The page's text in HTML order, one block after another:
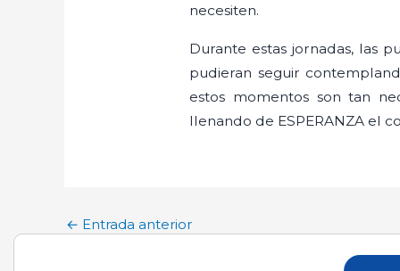
necesiten.
Durante estas jornadas, las
pudieran seguir
estos momentos son tan
llenando de ESPERANZA el
← Entrada anterior